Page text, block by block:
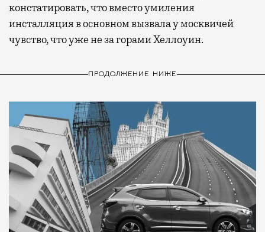
констатировать, что вместо умиления
инсталляция в основном вызвала у москвичей
чувство, что уже не за горами Хеллоуин.
ПРОДОЛЖЕНИЕ НИЖЕ